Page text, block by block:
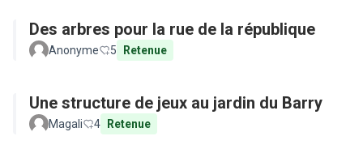
Des arbres pour la rue de la république
Anonyme 5 Retenue
Une structure de jeux au jardin du Barry
Magali 4 Retenue